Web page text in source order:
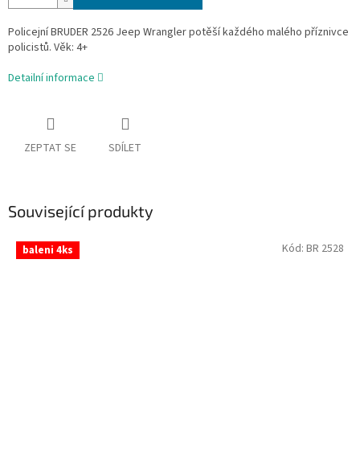
Policejní BRUDER 2526 Jeep Wrangler potěší každého malého příznivce
policistů. Věk: 4+
Detailní informace
ZEPTAT SE SDÍLET
Související produkty
baleni 4ks Kód: BR 2528